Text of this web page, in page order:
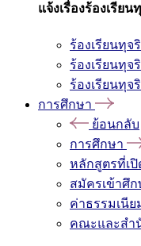
แจ้งเรื่องร้องเรียน
ร้องเรียนทุ
ร้องเรียนทุ
ร้องเรียนทุ
การศึกษา
ย้อนกลับ
การศึกษา
หลักสูตรที่เ
สมัครเข้าศึก
ค่าธรรมเนี
คณะและสำ